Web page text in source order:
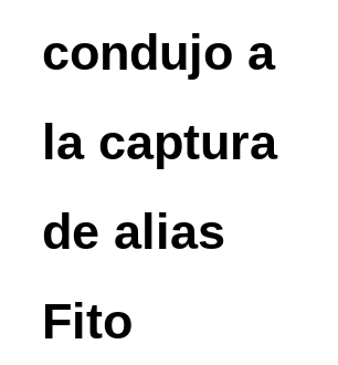
condujo a
la captura
de alias
Fito